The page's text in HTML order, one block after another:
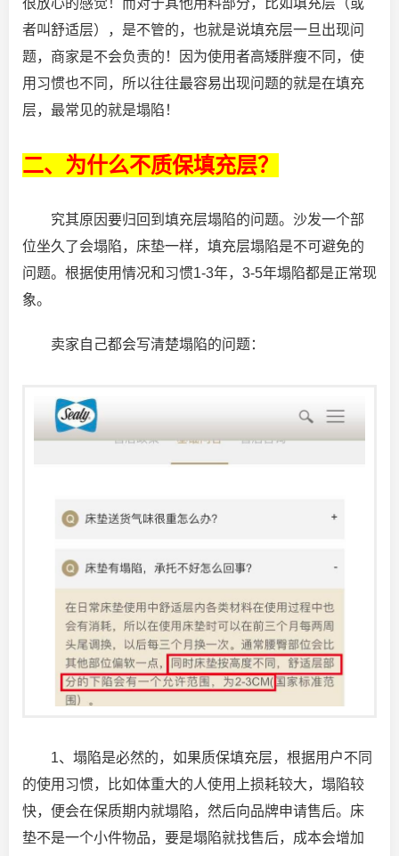
者叫舒适层），是不管的，也就是说填充层一旦出现问
题，商家是不会负责的！因为使用者高矮胖瘦不同，使
用习惯也不同，所以往往最容易出现问题的就是在填充
层，最常见的就是塌陷！
二、为什么不质保填充层？
究其原因要归回到填充层塌陷的问题。沙发一个部
位坐久了会塌陷，床垫一样，填充层塌陷是不可避免的
问题。根据使用情况和习惯1-3年，3-5年塌陷都是正常现
象。
卖家自己都会写清楚塌陷的问题：
1、塌陷是必然的，如果质保填充层，根据用户不同
的使用习惯，比如体重大的人使用上损耗较大，塌陷较
快，便会在保质期内就塌陷，然后向品牌申请售后。床
垫不是一个小件物品，要是塌陷就找售后，成本会增加